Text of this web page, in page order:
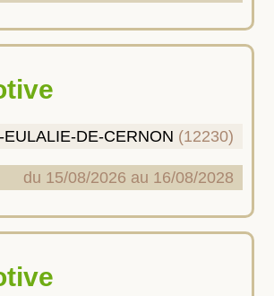
EULALIE-DE-CERNON (12230)
du 15/08/2026 au 16/08/2028